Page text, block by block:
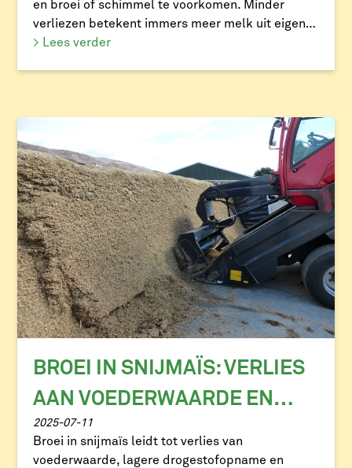
en broei of schimmel te voorkomen. Minder
verliezen betekent immers meer melk uit eigen
ruwvoer. De snijmaïs staat er goed bij en de
> Lees verder
BROEI IN SNIJMAÏS: VERLIES
AAN VOEDERWAARDE EN
SMAKELIJKHEID
2025-07-11
Broei in snijmaïs leidt tot verlies van
voederwaarde, lagere drogestofopname en